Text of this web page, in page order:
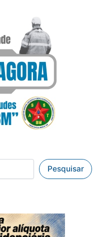
Pesquisar